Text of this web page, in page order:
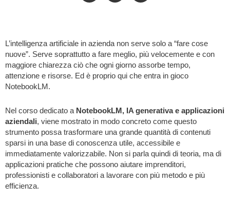
L’intelligenza artificiale in azienda non serve solo a “fare cose
nuove”. Serve soprattutto a fare meglio, più velocemente e con
maggiore chiarezza ciò che ogni giorno assorbe tempo,
attenzione e risorse. Ed è proprio qui che entra in gioco
NotebookLM.
Nel corso dedicato a NotebookLM, IA generativa e applicazioni
aziendali, viene mostrato in modo concreto come questo
strumento possa trasformare una grande quantità di contenuti
sparsi in una base di conoscenza utile, accessibile e
immediatamente valorizzabile. Non si parla quindi di teoria, ma di
applicazioni pratiche che possono aiutare imprenditori,
professionisti e collaboratori a lavorare con più metodo e più
efficienza.